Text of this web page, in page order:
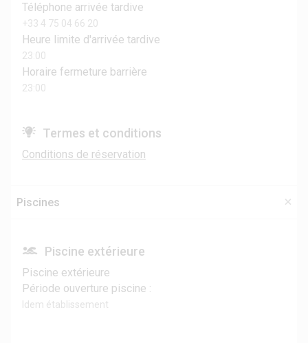
Téléphone arrivée tardive
+33 4 75 04 66 20
Heure limite d'arrivée tardive
23:00
Horaire fermeture barrière
23:00
Termes et conditions
Conditions de réservation
Piscines
Piscine extérieure
Piscine extérieure
Période ouverture piscine :
Idem établissement